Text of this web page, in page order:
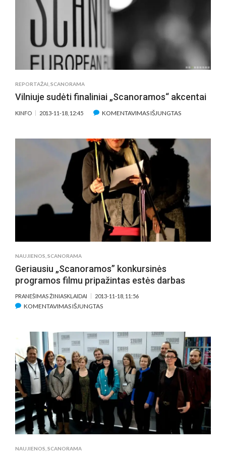
FILMAI
NET
REPORTAŽAI,SCANORAMA
Vilniuje sudėti finaliniai „Scanoramos“ akcentai
KINFO 2013-11-18, 12:45 KOMENTAVIMAS IŠJUNGTASĮRAŠE
AKCENTAI
NAUJIENOS SCANORAMA
Geriausiu „Scanoramos” konkursinės
programos filmu pripažintas estės darbas
PRANEŠIMAS ŽINIASKLAIDAI 2013-11-18, 11:56
KOMENTAVIMAS IŠJUNGTASĮRAŠE
KONKURSINĖS
PROGRAMOS
FILMU
PRIPAŽINTAS
ESTĖS
DARBAS
NAUJIENOS SCANORAMA